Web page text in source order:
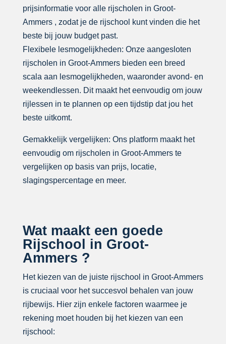
prijsinformatie voor alle rijscholen in Groot-
Ammers , zodat je de rijschool kunt vinden die het
beste bij jouw budget past.
Flexibele lesmogelijkheden: Onze aangesloten
rijscholen in Groot-Ammers bieden een breed
scala aan lesmogelijkheden, waaronder avond- en
weekendlessen. Dit maakt het eenvoudig om jouw
rijlessen in te plannen op een tijdstip dat jou het
beste uitkomt.
Gemakkelijk vergelijken: Ons platform maakt het
eenvoudig om rijscholen in Groot-Ammers te
vergelijken op basis van prijs, locatie,
slagingspercentage en meer.
Wat maakt een goede
Rijschool in Groot-
Ammers ?
Het kiezen van de juiste rijschool in Groot-Ammers
is cruciaal voor het succesvol behalen van jouw
rijbewijs. Hier zijn enkele factoren waarmee je
rekening moet houden bij het kiezen van een
rijschool: